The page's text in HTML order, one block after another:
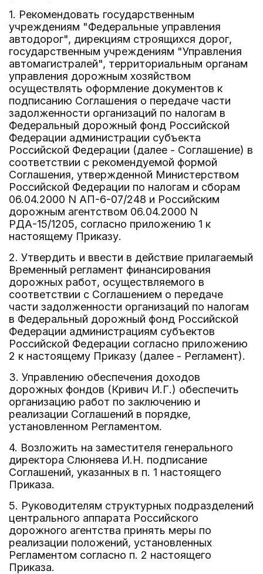
1. Рекомендовать государственным
учреждениям "Федеральные управления
автодорог", дирекциям строящихся дорог,
государственным учреждениям "Управления
автомагистралей", территориальным органам
управления дорожным хозяйством
осуществлять оформление документов к
подписанию Соглашения о передаче части
задолженности организаций по налогам в
Федеральный дорожный фонд Российской
Федерации администрации субъекта
Российской Федерации (далее - Соглашение) в
соответствии с рекомендуемой формой
Соглашения, утвержденной Министерством
Российской Федерации по налогам и сборам
06.04.2000 N АП-6-07/248 и Российским
дорожным агентством 06.04.2000 N
РДА-15/1205, согласно приложению 1 к
настоящему Приказу.
2. Утвердить и ввести в действие прилагаемый
Временный регламент финансирования
дорожных работ, осуществляемого в
соответствии с Соглашением о передаче
части задолженности организаций по налогам
в Федеральный дорожный фонд Российской
Федерации администрациям субъектов
Российской Федерации согласно приложению
2 к настоящему Приказу (далее - Регламент).
3. Управлению обеспечения доходов
дорожных фондов (Кривич И.Г.) обеспечить
организацию работ по заключению и
реализации Соглашений в порядке,
установленном Регламентом.
4. Возложить на заместителя генерального
директора Слюняева И.Н. подписание
Соглашений, указанных в п. 1 настоящего
Приказа.
5. Руководителям структурных подразделений
центрального аппарата Российского
дорожного агентства принять меры по
реализации положений, установленных
Регламентом согласно п. 2 настоящего
Приказа.